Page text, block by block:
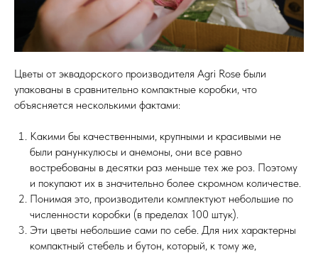
Цветы от эквадорского производителя Agri Rose были
упакованы в сравнительно компактные коробки, что
объясняется несколькими фактами:
Какими бы качественными, крупными и красивыми не
были ранункулюсы и анемоны, они все равно
востребованы в десятки раз меньше тех же роз. Поэтому
и покупают их в значительно более скромном количестве.
Понимая это, производители комплектуют небольшие по
численности коробки (в пределах 100 штук).
Эти цветы небольшие сами по себе. Для них характерны
компактный стебель и бутон, который, к тому же,